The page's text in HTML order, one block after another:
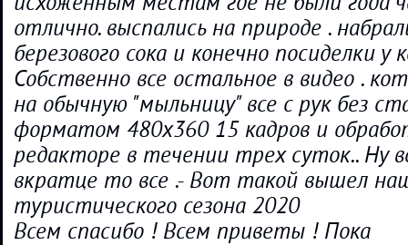
отлично. выспались на природе .
березового сока и конечно посиделки у
Собственно все остальное в видео .
на обычную "мыльницу" все с рук без
форматом 480х360 15 кадров и
редакторе в течении трех суток.. Ну
вкратце то все .- Вот такой вышел
туристического сезона 2020
Всем спасибо ! Всем приветы ! Пока